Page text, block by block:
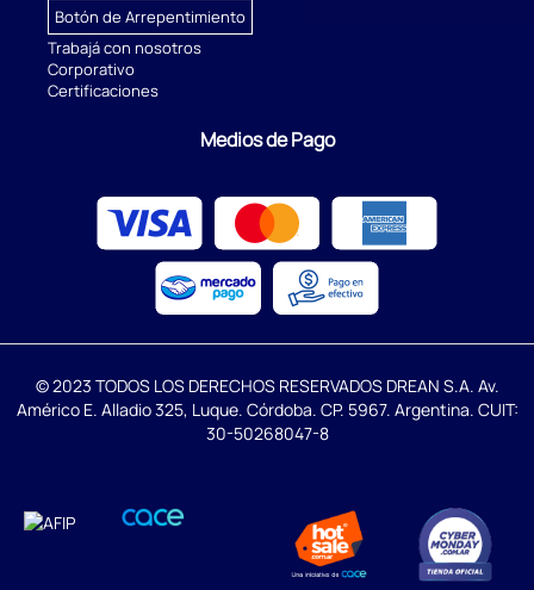
Botón de Arrepentimiento
Trabajá con nosotros
Corporativo
Certificaciones
Medios de Pago
© 2023 TODOS LOS DERECHOS RESERVADOS DREAN S.A. Av.
Américo E. Alladio 325, Luque. Córdoba. CP. 5967. Argentina. CUIT:
30-50268047-8